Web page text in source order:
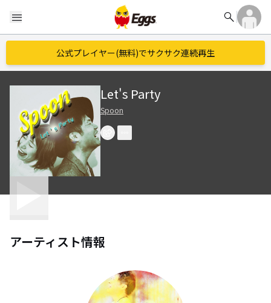
menu search
公式プレイヤー(無料)でサクサク連続再生
Let's Party
Spoon
アーティスト情報